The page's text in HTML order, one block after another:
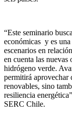
“Este seminario
económicas y es
escenarios en
en cuenta las
hidrógeno verde.
permitirá aprovechar
renovables, sino
resiliencia
SERC Chile.